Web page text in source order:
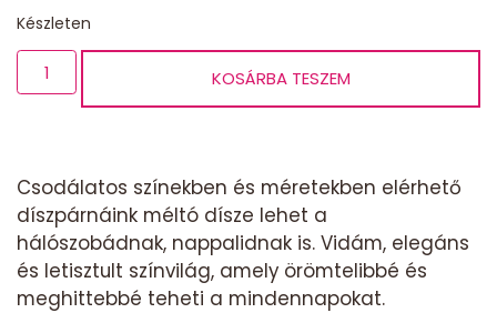
Készleten
Díszpárna
40
-
csavart
mintás
mennyiség
KOSÁRBA TESZEM
Csodálatos színekben és méretekben elérhető
díszpárnáink méltó dísze lehet a
hálószobádnak, nappalidnak is. Vidám, elegáns
és letisztult színvilág, amely örömtelibbé és
meghittebbé teheti a mindennapokat.